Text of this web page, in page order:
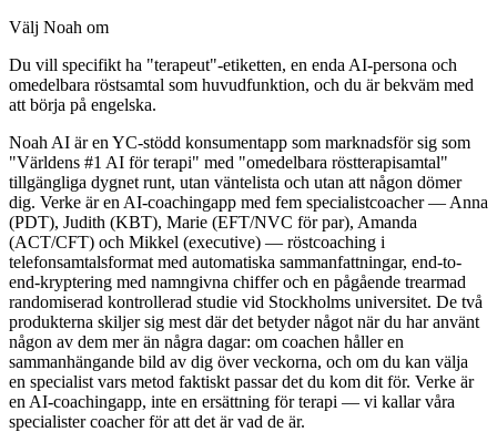
Välj Noah om
Du vill specifikt ha "terapeut"-etiketten, en enda AI-persona och
omedelbara röstsamtal som huvudfunktion, och du är bekväm med
att börja på engelska.
Noah AI är en YC-stödd konsumentapp som marknadsför sig som
"Världens #1 AI för terapi" med "omedelbara röstterapisamtal"
tillgängliga dygnet runt, utan väntelista och utan att någon dömer
dig. Verke är en AI-coachingapp med fem specialistcoacher — Anna
(PDT), Judith (KBT), Marie (EFT/NVC för par), Amanda
(ACT/CFT) och Mikkel (executive) — röstcoaching i
telefonsamtalsformat med automatiska sammanfattningar, end-to-
end-kryptering med namngivna chiffer och en pågående trearmad
randomiserad kontrollerad studie vid Stockholms universitet. De två
produkterna skiljer sig mest där det betyder något när du har använt
någon av dem mer än några dagar: om coachen håller en
sammanhängande bild av dig över veckorna, och om du kan välja
en specialist vars metod faktiskt passar det du kom dit för. Verke är
en AI-coachingapp, inte en ersättning för terapi — vi kallar våra
specialister coacher för att det är vad de är.